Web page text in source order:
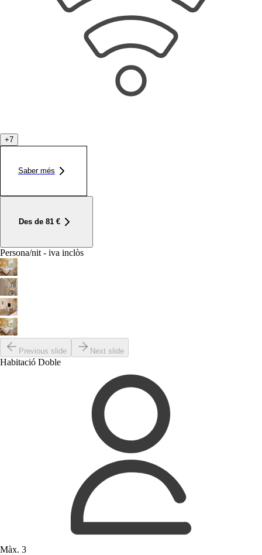
+7
Saber més
Des de 81 €
Persona/nit - iva inclòs
Previous slide Next slide
Habitació Doble
Màx. 3